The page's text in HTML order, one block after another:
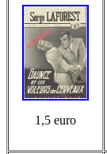
1,5 euro